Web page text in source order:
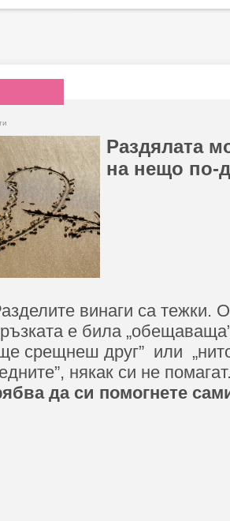
Раздялата
на нещо по-
винаги са тежки.
е била
срещнеш друг” или
някак си не
да си помогнете